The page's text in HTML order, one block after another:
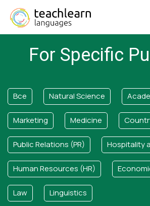
For Specific
Все Natural Science
Marketing Medicine
Public Relations (PR) Hospitality
Human Resources (HR)
Law Linguistics